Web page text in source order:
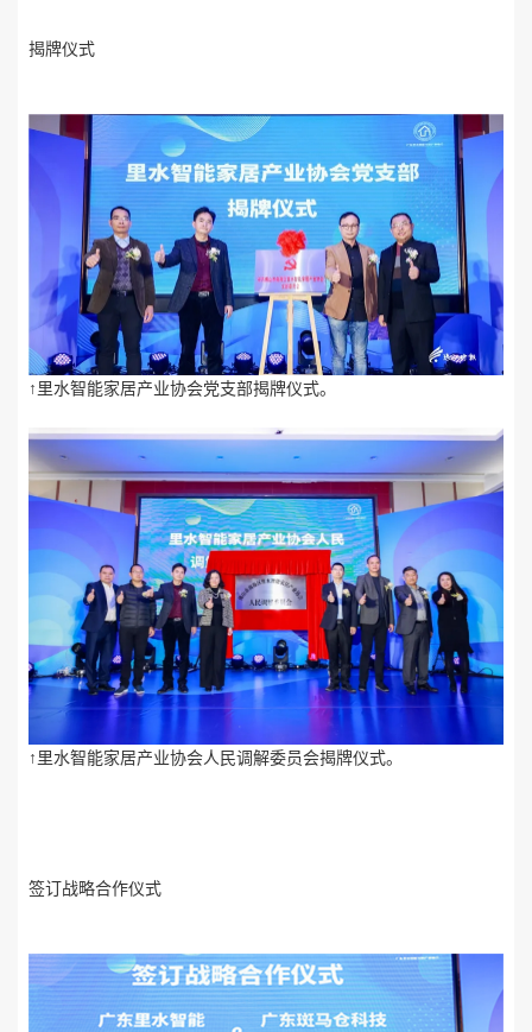
揭牌仪式
↑里水智能家居产业协会党支部揭牌仪式。
↑里水智能家居产业协会人民调解委员会揭牌仪式。
签订战略合作仪式